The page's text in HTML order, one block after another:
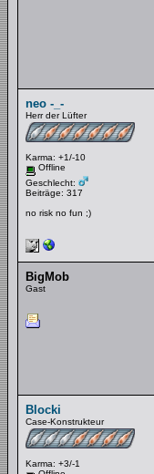
neo -_-
Herr der Lüfter
Karma: +1/-10
Offline
Geschlecht:
Beiträge: 317
no risk no fun ;)
BigMob
Gast
Blocki
Case-Konstrukteur
Karma: +3/-1